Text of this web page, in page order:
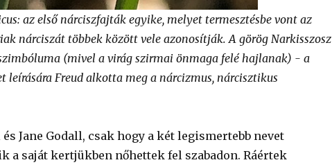
az első nárciszfajták egyike, melyet termesztésbe vont az
nárciszát többek között vele azonosítják. A görög Narkisszosz
(mivel a virág szirmai önmaga felé hajlanak) - a
leírására Freud alkotta meg a nárcizmus, nárcisztikus
Jane Godall, csak hogy a két legismertebb nevet
a saját kertjükben nőhettek fel szabadon. Ráértek